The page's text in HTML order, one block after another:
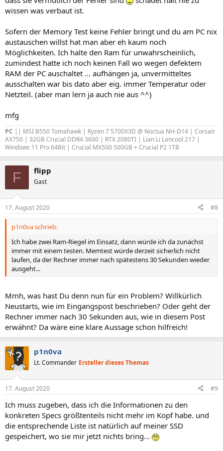
wissen was verbaut ist.
Sofern der Memory Test keine Fehler bringt und du am PC nix
austauschen willst hat man aber eh kaum noch
Möglichkeiten. Ich halte den Ram für unwahrscheinlich,
zumindest hatte ich noch keinen Fall wo wegen defektem
RAM der PC auschaltet … aufhängen ja, unvermitteltes
ausschalten war bis dato aber eig. immer Temperatur oder
Netzteil. (aber man lern ja auch nie aus ^^)
mfg
PC || MSI B550 Tomahawk | Ryzen 7 5700X3D @ Noctua NH-D14 | Corsair
AX750 | 32GB Crucial DDR4 3600 | RTX 2080TI | Lian Li Lancool 217 |
Windows 11 Pro 64Bit | Crucial MX500 500GB + Crucial P2 1TB
F flipp
Gast
17. August 2020 #8
p1n0va schrieb:
Ich habe zwei Ram-Riegel im Einsatz, dann würde ich da zunächst
immer mit einem testen. Memtest würde derzeit sicherlich nicht
laufen, da der Rechner immer nach spätestens 30 Sekunden wieder
ausgeht...
Mmh, was hast Du denn nun für ein Problem? Willkürlich
Neustarts, wie im Eingangspost beschrieben? Oder geht der
Rechner immer nach 30 Sekunden aus, wie in diesem Post
erwähnt? Da wäre eine klare Aussage schon hilfreich!
p1n0va
Lt. Commander Ersteller dieses Themas
17. August 2020 #9
Ich muss zugeben, dass ich die Informationen zu den
konkreten Specs größtenteils nicht mehr im Kopf habe. und
die entsprechende Liste ist natürlich auf meiner SSD
gespeichert, wo sie mir jetzt nichts bring...